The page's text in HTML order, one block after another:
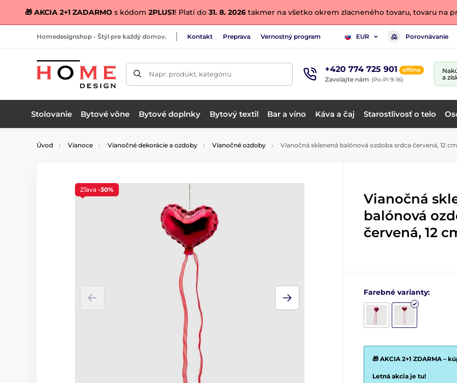
🎁 AKCIA 2+1 ZADARMO s kódom 2PLUS1! Platí do 31. 8. 2026 takmer na všetko okrem zlacneného tovaru, tovaru na
Homedesignshop - Štýl pre každý domov. Kontakt Preprava Vernostný program EUR Porovnávanie
Napr. produkt, kategóriu +420 774 725 901 offline
Zavolajte nám (Po-Pi 9-16)
a
Stolovanie Bytové vône Bytové doplnky Bytový textil Bar a víno Káva a čaj Starostlivosť o telo
Úvod Vianoce Vianočné dekorácie a ozdoby Vianočné ozdoby Vianočná sklenená balónová ozdoba srdca červená, 12 cm
Zľava -30%
Vianočná
balónová
červená, 12
Farebné varianty:
🎁 AKCIA 2+1 ZDARMA –
Letná akcia je tu!